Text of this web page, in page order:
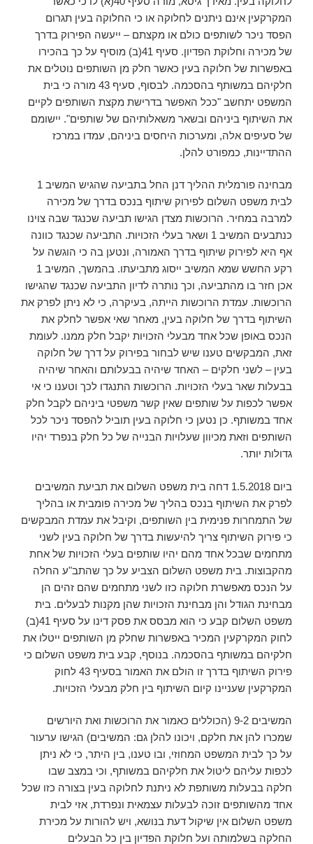
המקרקעין אינם ניתנים לחלוקה או כי החלוקה בעין תגרום
הפסד ניכר לשותפים כולם או מקצתם – ייעשה הפירוק בדרך
של מכירה וחלוקת הפדיון. סעיף 41(ב) מוסיף על כך בהכירו
באפשרות של חלוקה בעין כאשר חלק מן השותפים נוטלים את
חלקיהם במשותף בהסכמה. לבסוף, סעיף 43 מורה כי בית
המשפט יתחשב "ככל האפשר בדרישת מקצת השותפים לקיים
את השיתוף ביניהם ובשאר משאלותיהם של שותפים". יישומם
של סעיפים אלה, ומערכות היחסים ביניהם, עמדו במרכז
ההתדיינות, כמפורט להלן.
מבחינה פורמלית ההליך דנן החל בתביעה שהגיש המשיב 1
לבית משפט השלום לפירוק שיתוף בנכס בדרך של מכירה
למרבה במחיר. הרוכשות מצדן הגישו תביעה שכנגד שבה צוינו
כנתבעים המשיב 1 ושאר בעלי הזכויות. התביעה שכנגד כוונה
אף היא לפירוק שיתוף בדרך האמורה, ונטען בה כי הוגשה על
רקע החשש שמא המשיב ייסוג מתביעתו. בהמשך, המשיב 1
אכן חזר בו מהתביעה, וכך נותרה לדיון התביעה שכנגד שהגישו
הרוכשות. עמדת הרוכשות הייתה, בעיקרה, כי לא ניתן לפרק את
השיתוף בדרך של חלוקה בעין, מאחר שאי אפשר לחלק את
הנכס באופן שכל אחד מבעלי הזכויות יקבל חלק ממנו. לעומת
זאת, המבקשים טענו שיש לבחור בפירוק על דרך של חלוקה
בעין – לשני חלקים – האחד שיהיה בבעלותם והאחר שיהיה
בבעלות שאר בעלי הזכויות. הרוכשות התנגדו לכך וטענו כי אי
אפשר לכפות על שותפים שאין קשר משפטי ביניהם לקבל חלק
אחד במשותף. כן נטען כי חלוקה בעין תוביל להפסד ניכר לכל
השותפים וזאת מכיוון שעלויות הבנייה של כל חלק בנפרד יהיו
גדולות יותר.
ביום 1.5.2018 דחה בית משפט השלום את תביעת המשיבים
לפרק את השיתוף בנכס בהליך של מכירה פומבית או בהליך
של התמחרות פנימית בין השותפים, וקיבל את עמדת המבקשים
כי פירוק השיתוף צריך להיעשות בדרך של חלוקה בעין לשני
מתחמים שבכל אחד מהם יהיו שותפים בעלי הזכויות של אחת
מהקבוצות. בית משפט השלום הצביע על כך שהתב"ע החלה
על הנכס מאפשרת חלוקה כזו לשני מתחמים שהם זהים הן
מבחינת הגודל והן מבחינת הזכויות שהן מקנות לבעלים. בית
משפט השלום קבע כי הוא מבסס את פסק דינו על סעיף 41(ב)
לחוק המקרקעין המכיר באפשרות שחלק מן השותפים ייטלו את
חלקיהם במשותף בהסכמה. בנוסף, קבע בית משפט השלום כי
פירוק השיתוף בדרך זו הולם את האמור בסעיף 43 לחוק
המקרקעין שעניינו קיום השיתוף בין חלק מבעלי הזכויות.
המשיבים 9-2 (הכוללים כאמור את הרוכשות ואת היורשים
שמכרו להן את חלקם, ויכונו להלן גם: המשיבים) הגישו ערעור
על כך לבית המשפט המחוזי, ובו טענו, בין היתר, כי לא ניתן
לכפות עליהם ליטול את חלקיהם במשותף, וכי במצב שבו
חלקה בבעלות משותפת לא ניתנת לחלוקה בעין בצורה כזו שכל
אחד מהשותפים זוכה לבעלות עצמאית ונפרדת, אזי לבית
משפט השלום אין שיקול דעת בנושא, ויש להורות על מכירת
החלקה בשלמותה ועל חלוקת הפדיון בין כל הבעלים